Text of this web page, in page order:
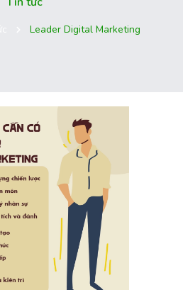
Leader Digital Marketing